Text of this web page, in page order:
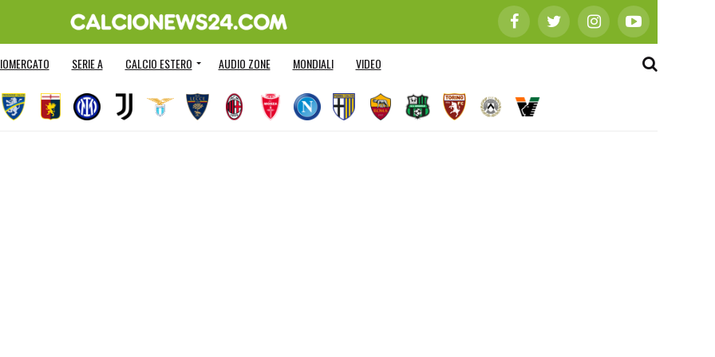
SERIE A CALCIO ESTERO AUDIO ZONE MONDIALI VIDEO